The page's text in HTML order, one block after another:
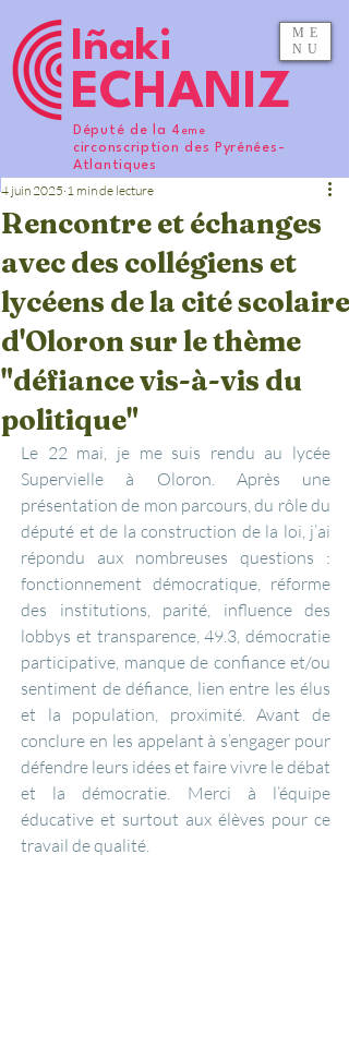
ME
NU
ECHANIZ
Iñaki
Député de la 4 eme
circonscription des Pyrénées-
Atlantiques
Rencontre et échanges
avec des collégiens et
lycéens de la cité scolaire
d'Oloron sur le thème
"défiance vis-à-vis du
politique"
4 juin 2025 1 min de lecture
Le 22 mai, je me suis rendu au lycée
Supervielle à Oloron. Après une
présentation de mon parcours, du rôle du
député et de la construction de la loi, j’ai
répondu aux nombreuses questions :
fonctionnement démocratique, réforme
des institutions, parité, influence des
lobbys et transparence, 49.3, démocratie
participative, manque de confiance et/ou
sentiment de défiance, lien entre les élus
et la population, proximité. Avant de
conclure en les appelant à s’engager pour
défendre leurs idées et faire vivre le débat
et la démocratie. Merci à l’équipe
éducative et surtout aux élèves pour ce
travail de qualité.